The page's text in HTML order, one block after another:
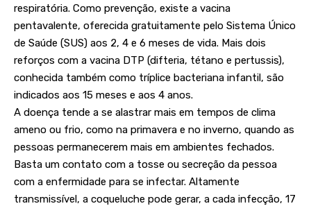
respiratória. Como prevenção, existe a vacina
pentavalente, oferecida gratuitamente pelo Sistema Único
de Saúde (SUS) aos 2, 4 e 6 meses de vida. Mais dois
reforços com a vacina DTP (difteria, tétano e pertussis),
conhecida também como tríplice bacteriana infantil, são
indicados aos 15 meses e aos 4 anos.
A doença tende a se alastrar mais em tempos de clima
ameno ou frio, como na primavera e no inverno, quando as
pessoas permanecerem mais em ambientes fechados.
Basta um contato com a tosse ou secreção da pessoa
com a enfermidade para se infectar. Altamente
transmissível, a coqueluche pode gerar, a cada infecção, 17